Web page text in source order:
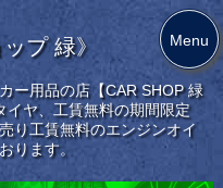
プ 緑》
ー用品の店【CAR SHOP 緑
イヤ、工賃無料の期間限定
り工賃無料のエンジンオイ
ります。
Menu